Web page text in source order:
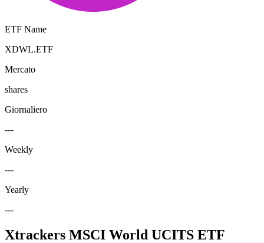
ETF Name
XDWL.ETF
Mercato
shares
Giornaliero
---
Weekly
---
Yearly
---
Xtrackers MSCI World UCITS ETF